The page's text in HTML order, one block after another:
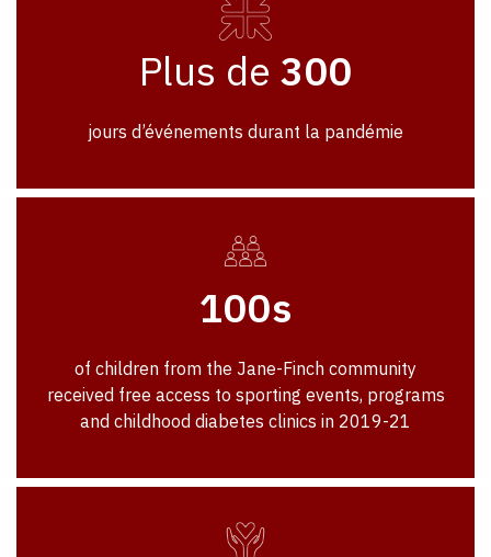
Plus de 300
jours d’événements durant la pandémie
100s
of children from the Jane-Finch community
received free access to sporting events, programs
and childhood diabetes clinics in 2019-21